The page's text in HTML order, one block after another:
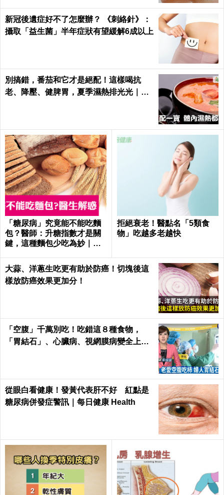
新冠後遺症好不了怎麼辦？ 《刺絡針》：
攝取「益生菌」半年症狀有望緩解6成以上
別搞錯，番茄和它才是絕配！這樣喝抗
老、降壓、健脾胃，夏季濕熱排光光｜每
「糖尿病」究竟能不能吃麵
包？醫師：升糖指數才是關
鍵，這種麵包少吃為妙｜每
拒絕衰老！醫點名「5類食
物」吃越多老越快
大蒜、洋蔥生吃更有助於防癌！切塊後這
樣放防癌效果更加分！
「空腹」千萬別吃！吃錯這８種食物，
「胃結石」、心臟病、視網膜病變全上身
從眼白看健康！發黃代表肝不好 紅點是
糖尿病併發症警訊｜每日健康 Health